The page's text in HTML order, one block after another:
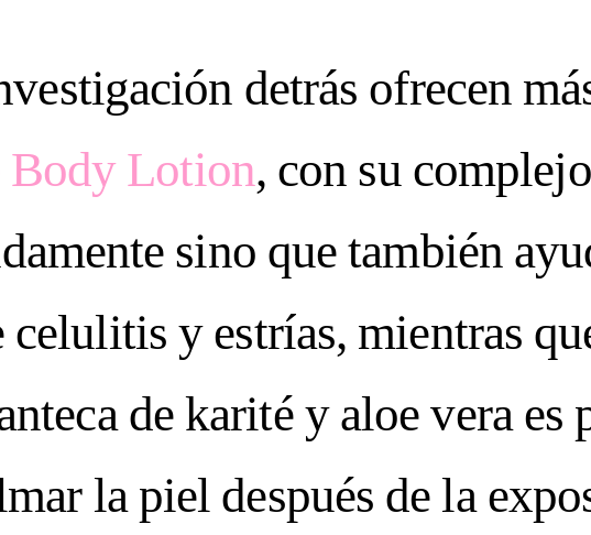
detrás ofrecen
Body Lotion, con su
sino que también
celulitis y estrías, mientras
de karité y aloe vera es
la piel después de la